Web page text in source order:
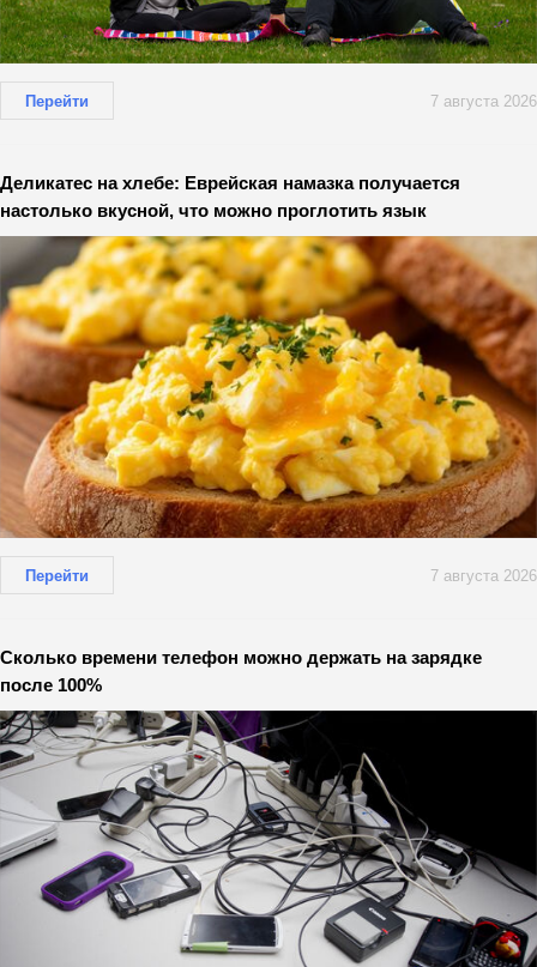
Перейти 7 августа 2026
Деликатес на хлебе: Еврейская намазка получается
настолько вкусной, что можно проглотить язык
Перейти 7 августа 2026
Сколько времени телефон можно держать на зарядке
после 100%